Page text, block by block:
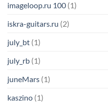
imageloop.ru 100 (1)
iskra-guitars.ru (2)
july_bt (1)
july_rb (1)
juneMars (1)
kaszino (1)